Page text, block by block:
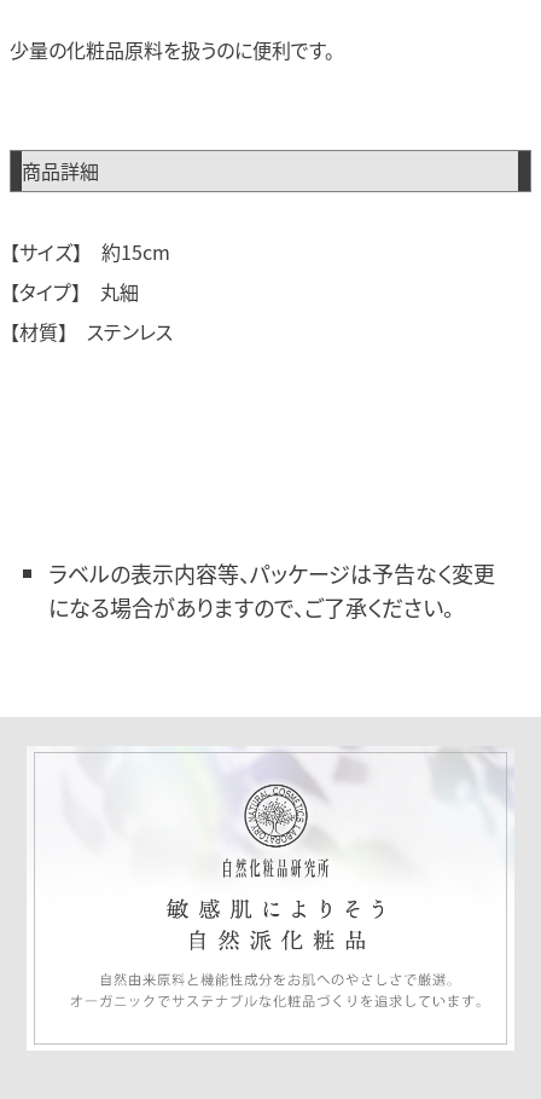
少量の化粧品原料を扱うのに便利です。
商品詳細
【サイズ】 約15cm
【タイプ】 丸細
【材質】 ステンレス
ラベルの表示内容等、パッケージは予告なく変更
になる場合がありますので、ご了承ください。